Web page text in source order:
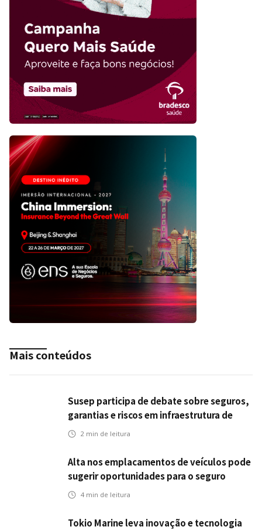
Mais conteúdos
Susep participa de debate sobre seguros,
garantias e riscos em infraestrutura de
transportes
2 min de leitura
Alta nos emplacamentos de veículos pode
sugerir oportunidades para o seguro
automotivo
4 min de leitura
Tokio Marine leva inovação e tecnologia